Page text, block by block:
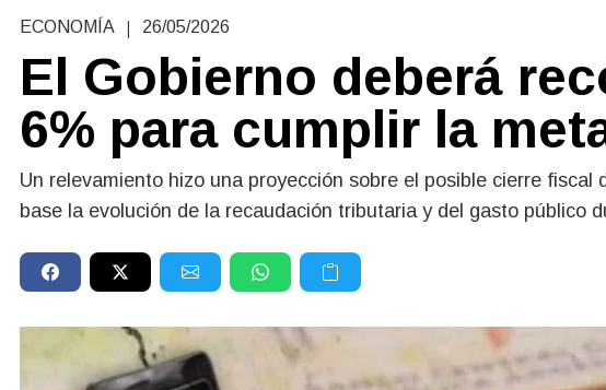
ECONOMÍA | 26/05/2026
El Gobierno deberá
6% para cumplir la
Un relevamiento hizo una proyección sobre el posible cierre fiscal
base la evolución de la recaudación tributaria y del gasto público